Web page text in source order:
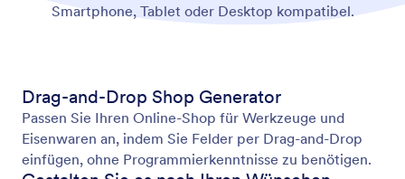
Smartphone, Tablet oder Desktop kompatibel.
Drag-and-Drop Shop Generator
Passen Sie Ihren Online-Shop für Werkzeuge und
Eisenwaren an, indem Sie Felder per Drag-and-Drop
einfügen, ohne Programmierkenntnisse zu benötigen.